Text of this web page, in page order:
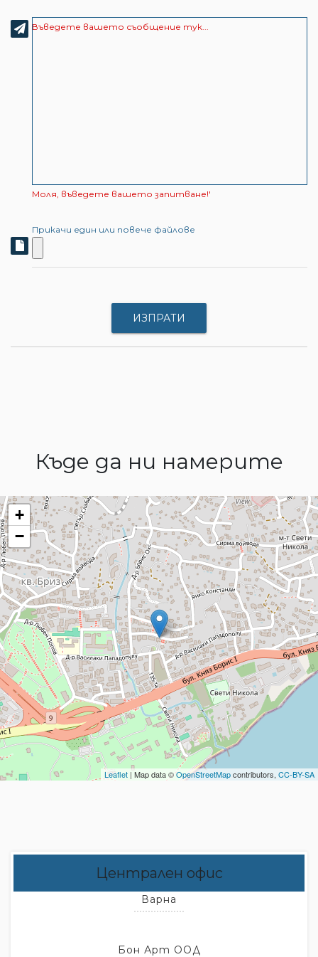
Въведете вашето съобщение тук...
Моля, въведете вашето запитване!'
Прикачи един или повече файлове
ИЗПРАТИ
Къде да ни намерите
+
−
Leaflet | Map data ©OpenStreetMapcontributors, CC-BY-SA
Централен офис
Варна
Бон Арт ООД